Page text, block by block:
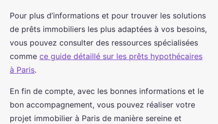
Pour plus d’informations et pour trouver les solutions
de prêts immobiliers les plus adaptées à vos besoins,
vous pouvez consulter des ressources spécialisées
comme ce guide détaillé sur les prêts hypothécaires
à Paris.
En fin de compte, avec les bonnes informations et le
bon accompagnement, vous pouvez réaliser votre
projet immobilier à Paris de manière sereine et